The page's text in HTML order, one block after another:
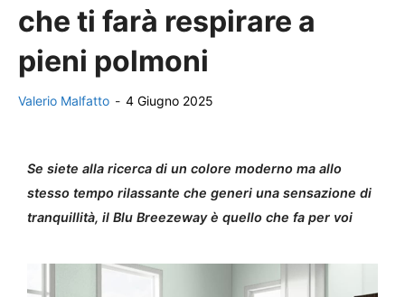
che ti farà respirare a
pieni polmoni
Valerio Malfatto - 4 Giugno 2025
Se siete alla ricerca di un colore moderno ma allo
stesso tempo rilassante che generi una sensazione di
tranquillità, il Blu Breezeway è quello che fa per voi